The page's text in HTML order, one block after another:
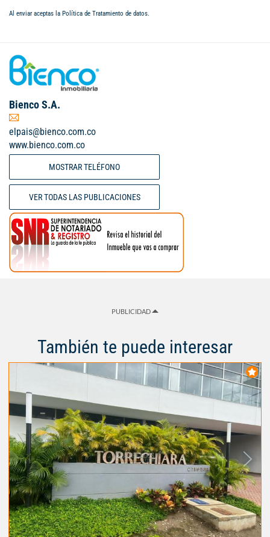
Al enviar aceptas la Política de Tratamiento de datos.
Bienco S.A.
elpais@bienco.com.co
www.bienco.com.co
MOSTRAR TELÉFONO
VER TODAS LAS PUBLICACIONES
PUBLICIDAD
También te puede interesar